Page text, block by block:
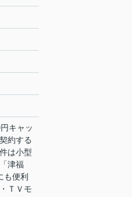
キャッ
約する
は小型
津福
も便利
ＴＶモ